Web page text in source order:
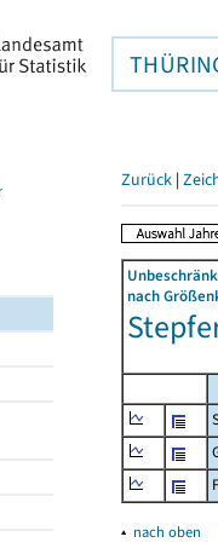
Zurück |
nach
▴ nach oben